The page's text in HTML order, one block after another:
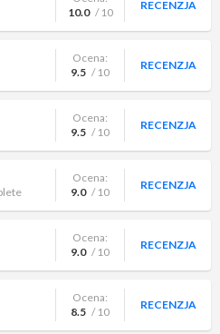
10.0 / 10
RECENZJA
Ocena:
9.5 / 10
RECENZJA
Ocena:
9.5 / 10
RECENZJA
Ocena:
9.0 / 10
RECENZJA
Ocena:
9.0 / 10
RECENZJA
Ocena:
8.5 / 10
RECENZJA